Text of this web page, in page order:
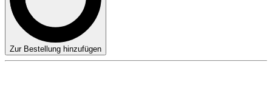
Zur Bestellung hinzufügen